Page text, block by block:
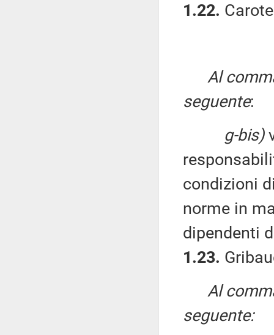
1.22.
Al
seguente:
g-bis)
condizioni
norme in
dipendenti
1.23.
Al
seguente: